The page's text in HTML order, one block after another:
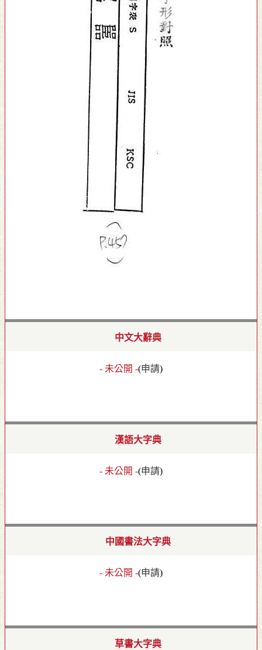
中文大辭典
- 未公開 -(申請)
漢語大字典
- 未公開 -(申請)
中國書法大字典
- 未公開 -(申請)
草書大字典